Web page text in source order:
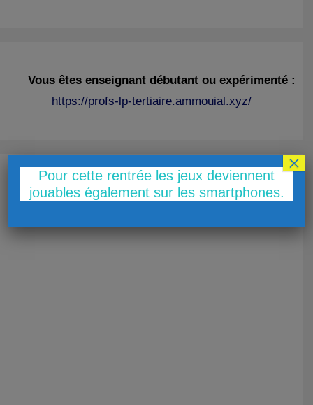
Vous êtes enseignant débutant ou expérimenté :
https://profs-lp-tertiaire.ammouial.xyz/
Pour cette rentrée les jeux deviennent
jouables également sur les smartphones.
×